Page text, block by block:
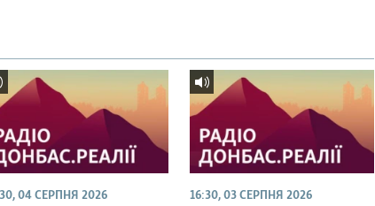
04 СЕРПНЯ 2026 16:30, 03 СЕРПНЯ 2026